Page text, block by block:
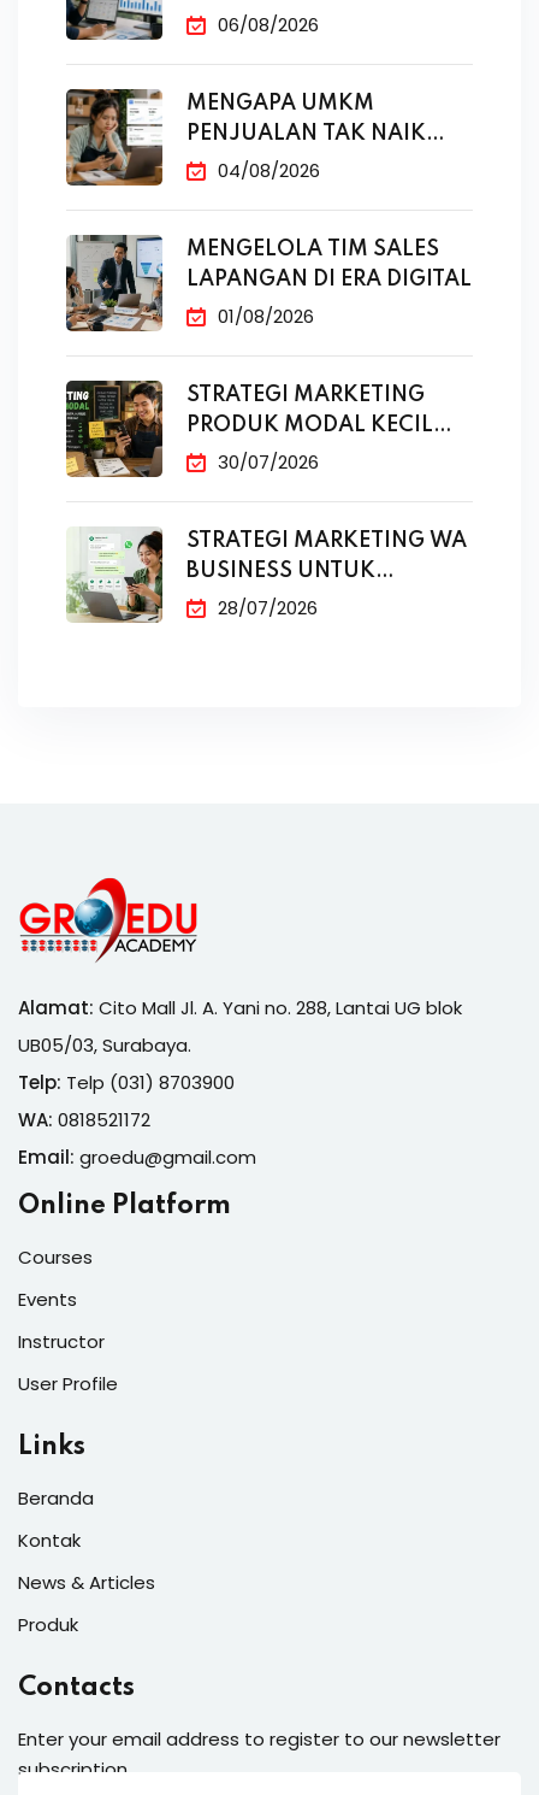
Marketing
06/08/2026
MENGAPA UMKM
PENJUALAN TAK NAIK
MESKI SUDAH
04/08/2026
MENGELOLA TIM SALES
LAPANGAN DI ERA DIGITAL
01/08/2026
STRATEGI MARKETING
PRODUK MODAL KECIL
TANPA IKLAN
30/07/2026
STRATEGI MARKETING WA
BUSINESS UNTUK
PENJUALAN
28/07/2026
Alamat: Cito Mall Jl. A. Yani no. 288, Lantai UG blok
UB05/03, Surabaya.
Telp: Telp (031) 8703900
WA: 0818521172
Email: groedu@gmail.com
Online Platform
Courses
Events
Instructor
User Profile
Links
Beranda
Kontak
News & Articles
Produk
Contacts
Enter your email address to register to our newsletter
subscription